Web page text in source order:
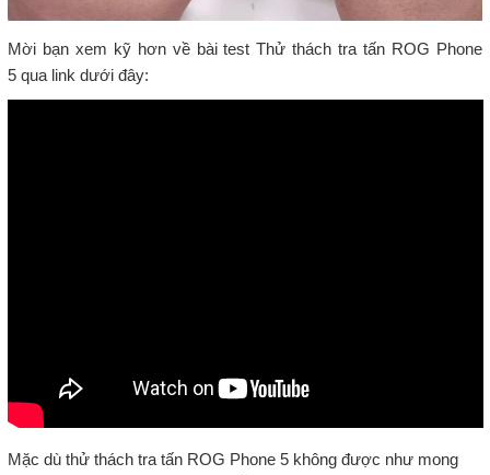
Mời bạn xem kỹ hơn về bài test Thử thách tra tấn ROG Phone
5 qua link dưới đây:
Mặc dù thử thách tra tấn ROG Phone 5 không được như mong